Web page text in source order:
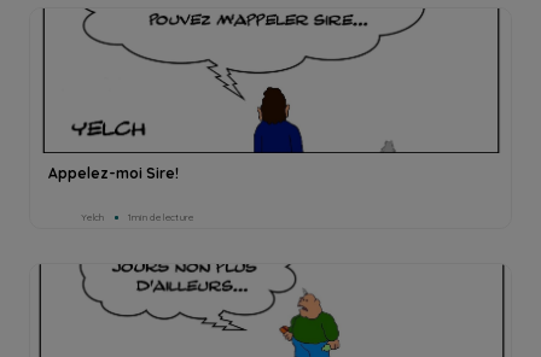
Appelez-moi Sire!
Yelch 1min de lecture